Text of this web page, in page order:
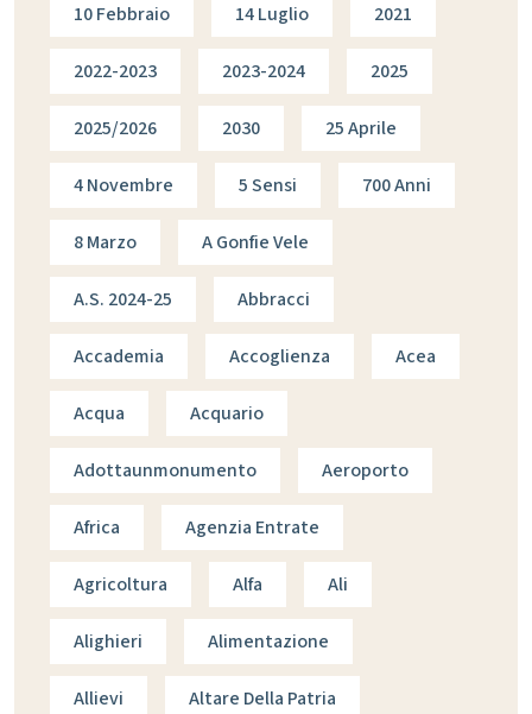
10 Febbraio 14 Luglio 2021
2022-2023 2023-2024 2025
2025/2026 2030 25 Aprile
4 Novembre 5 Sensi 700 Anni
8 Marzo A Gonfie Vele
A.s. 2024-25 Abbracci
Accademia Accoglienza Acea
Acqua Acquario
Adottaunmonumento Aeroporto
Africa Agenzia Entrate
Agricoltura Alfa Ali
Alighieri Alimentazione
Allievi Altare Della Patria